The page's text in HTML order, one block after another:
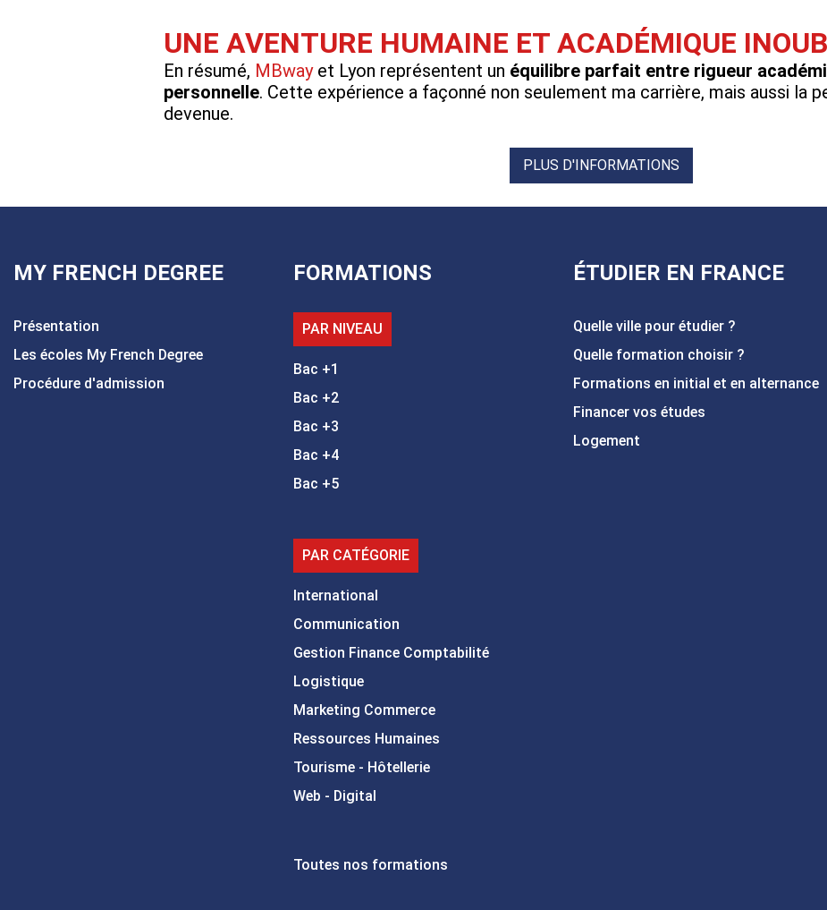
UNE AVENTURE HUMAINE ET ACADÉMIQUE
En résumé, MBwayet Lyon représentent un équilibre parfait entre rigueur
personnelle. Cette expérience a façonné non seulement ma carrière, mais aussi la
devenue.
PLUS D'INFORMATIONS
MY FRENCH DEGREE
Présentation
Les écoles My French Degree
Procédure d'admission
FORMATIONS
PAR NIVEAU
Bac +1
Bac +2
Bac +3
Bac +4
Bac +5
PAR CATÉGORIE
International
Communication
Gestion Finance Comptabilité
Logistique
Marketing Commerce
Ressources Humaines
Tourisme - Hôtellerie
Web - Digital
Toutes nos formations
ÉTUDIER EN FRANCE
Quelle ville pour étudier ?
Quelle formation choisir ?
Formations en initial et en alternance
Financer vos études
Logement